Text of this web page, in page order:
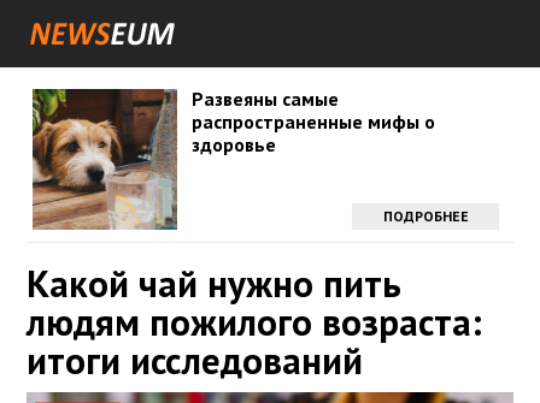
Развеяны самые
распространенные мифы о
здоровье
ПОДРОБНЕЕ
Какой чай нужно пить
людям пожилого возраста:
итоги исследований